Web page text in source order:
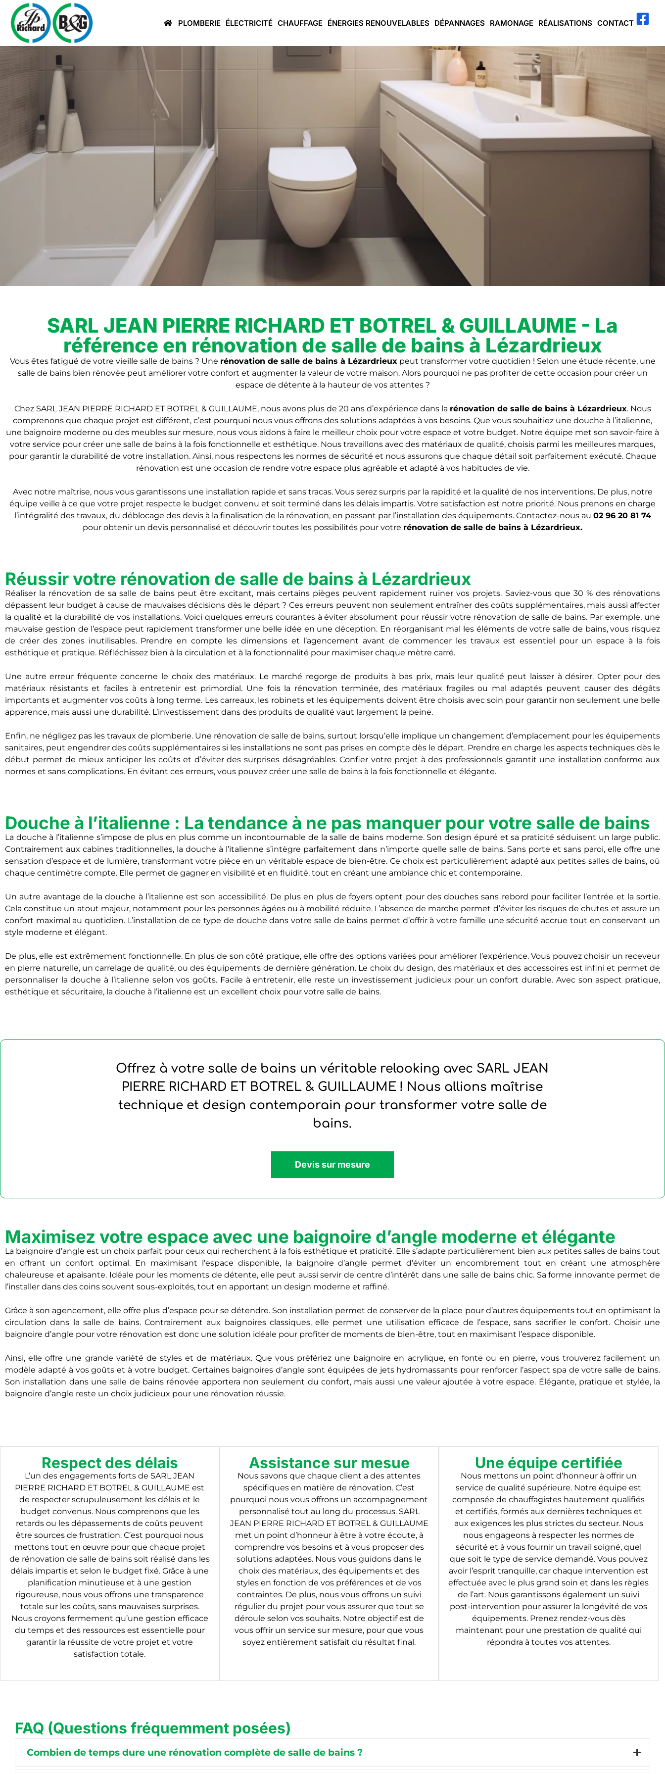
PLOMBERIE ÉLECTRICITÉ CHAUFFAGE ÉNERGIES RENOUVELABLES DÉPANNAGES RAMONAGE RÉALISATIONS CONTACT
SARL JEAN PIERRE RICHARD ET BOTREL & GUILLAUME - La
référence en rénovation de salle de bains à Lézardrieux
Vous êtes fatigué de votre vieille salle de bains ? Une rénovation de salle de bains à Lézardrieux peut transformer votre quotidien ! Selon une étude récente, une
salle de bains bien rénovée peut améliorer votre confort et augmenter la valeur de votre maison. Alors pourquoi ne pas profiter de cette occasion pour créer un
espace de détente à la hauteur de vos attentes ?
Chez SARL JEAN PIERRE RICHARD ET BOTREL & GUILLAUME, nous avons plus de 20 ans d’expérience dans la rénovation de salle de bains à Lézardrieux. Nous
comprenons que chaque projet est différent, c’est pourquoi nous vous offrons des solutions adaptées à vos besoins. Que vous souhaitiez une douche à l’italienne,
une baignoire moderne ou des meubles sur mesure, nous vous aidons à faire le meilleur choix pour votre espace et votre budget. Notre équipe met son savoir-faire à
votre service pour créer une salle de bains à la fois fonctionnelle et esthétique. Nous travaillons avec des matériaux de qualité, choisis parmi les meilleures marques,
pour garantir la durabilité de votre installation. Ainsi, nous respectons les normes de sécurité et nous assurons que chaque détail soit parfaitement exécuté. Chaque
rénovation est une occasion de rendre votre espace plus agréable et adapté à vos habitudes de vie.
Avec notre maîtrise, nous vous garantissons une installation rapide et sans tracas. Vous serez surpris par la rapidité et la qualité de nos interventions. De plus, notre
équipe veille à ce que votre projet respecte le budget convenu et soit terminé dans les délais impartis. Votre satisfaction est notre priorité. Nous prenons en charge
l’intégralité des travaux, du déblocage des devis à la finalisation de la rénovation, en passant par l’installation des équipements. Contactez-nous au 02 96 20 81 74
pour obtenir un devis personnalisé et découvrir toutes les possibilités pour votre rénovation de salle de bains à Lézardrieux.
Réussir votre rénovation de salle de bains à Lézardrieux
Réaliser la rénovation de sa salle de bains peut être excitant, mais certains pièges peuvent rapidement ruiner vos projets. Saviez-vous que 30 % des rénovations
dépassent leur budget à cause de mauvaises décisions dès le départ ? Ces erreurs peuvent non seulement entraîner des coûts supplémentaires, mais aussi affecter
la qualité et la durabilité de vos installations. Voici quelques erreurs courantes à éviter absolument pour réussir votre rénovation de salle de bains. Par exemple, une
mauvaise gestion de l’espace peut rapidement transformer une belle idée en une déception. En réorganisant mal les éléments de votre salle de bains, vous risquez
de créer des zones inutilisables. Prendre en compte les dimensions et l’agencement avant de commencer les travaux est essentiel pour un espace à la fois
esthétique et pratique. Réfléchissez bien à la circulation et à la fonctionnalité pour maximiser chaque mètre carré.
Une autre erreur fréquente concerne le choix des matériaux. Le marché regorge de produits à bas prix, mais leur qualité peut laisser à désirer. Opter pour des
matériaux résistants et faciles à entretenir est primordial. Une fois la rénovation terminée, des matériaux fragiles ou mal adaptés peuvent causer des dégâts
importants et augmenter vos coûts à long terme. Les carreaux, les robinets et les équipements doivent être choisis avec soin pour garantir non seulement une belle
apparence, mais aussi une durabilité. L’investissement dans des produits de qualité vaut largement la peine.
Enfin, ne négligez pas les travaux de plomberie. Une rénovation de salle de bains, surtout lorsqu’elle implique un changement d’emplacement pour les équipements
sanitaires, peut engendrer des coûts supplémentaires si les installations ne sont pas prises en compte dès le départ. Prendre en charge les aspects techniques dès le
début permet de mieux anticiper les coûts et d’éviter des surprises désagréables. Confier votre projet à des professionnels garantit une installation conforme aux
normes et sans complications. En évitant ces erreurs, vous pouvez créer une salle de bains à la fois fonctionnelle et élégante.
Douche à l’italienne : La tendance à ne pas manquer pour votre salle de bains
La douche à l’italienne s’impose de plus en plus comme un incontournable de la salle de bains moderne. Son design épuré et sa praticité séduisent un large public.
Contrairement aux cabines traditionnelles, la douche à l’italienne s’intègre parfaitement dans n’importe quelle salle de bains. Sans porte et sans paroi, elle offre une
sensation d’espace et de lumière, transformant votre pièce en un véritable espace de bien-être. Ce choix est particulièrement adapté aux petites salles de bains, où
chaque centimètre compte. Elle permet de gagner en visibilité et en fluidité, tout en créant une ambiance chic et contemporaine.
Un autre avantage de la douche à l’italienne est son accessibilité. De plus en plus de foyers optent pour des douches sans rebord pour faciliter l’entrée et la sortie.
Cela constitue un atout majeur, notamment pour les personnes âgées ou à mobilité réduite. L’absence de marche permet d’éviter les risques de chutes et assure un
confort maximal au quotidien. L’installation de ce type de douche dans votre salle de bains permet d’offrir à votre famille une sécurité accrue tout en conservant un
style moderne et élégant.
De plus, elle est extrêmement fonctionnelle. En plus de son côté pratique, elle offre des options variées pour améliorer l’expérience. Vous pouvez choisir un receveur
en pierre naturelle, un carrelage de qualité, ou des équipements de dernière génération. Le choix du design, des matériaux et des accessoires est infini et permet de
personnaliser la douche à l’italienne selon vos goûts. Facile à entretenir, elle reste un investissement judicieux pour un confort durable. Avec son aspect pratique,
esthétique et sécuritaire, la douche à l’italienne est un excellent choix pour votre salle de bains.
Offrez à votre salle de bains un véritable relooking avec SARL JEAN
PIERRE RICHARD ET BOTREL & GUILLAUME ! Nous allions maîtrise
technique et design contemporain pour transformer votre salle de
bains.
Devis sur mesure
Maximisez votre espace avec une baignoire d’angle moderne et élégante
La baignoire d’angle est un choix parfait pour ceux qui recherchent à la fois esthétique et praticité. Elle s’adapte particulièrement bien aux petites salles de bains tout
en offrant un confort optimal. En maximisant l’espace disponible, la baignoire d’angle permet d’éviter un encombrement tout en créant une atmosphère
chaleureuse et apaisante. Idéale pour les moments de détente, elle peut aussi servir de centre d’intérêt dans une salle de bains chic. Sa forme innovante permet de
l’installer dans des coins souvent sous-exploités, tout en apportant un design moderne et raffiné.
Grâce à son agencement, elle offre plus d’espace pour se détendre. Son installation permet de conserver de la place pour d’autres équipements tout en optimisant la
circulation dans la salle de bains. Contrairement aux baignoires classiques, elle permet une utilisation efficace de l’espace, sans sacrifier le confort. Choisir une
baignoire d’angle pour votre rénovation est donc une solution idéale pour profiter de moments de bien-être, tout en maximisant l’espace disponible.
Ainsi, elle offre une grande variété de styles et de matériaux. Que vous préfériez une baignoire en acrylique, en fonte ou en pierre, vous trouverez facilement un
modèle adapté à vos goûts et à votre budget. Certaines baignoires d’angle sont équipées de jets hydromassants pour renforcer l’aspect spa de votre salle de bains.
Son installation dans une salle de bains rénovée apportera non seulement du confort, mais aussi une valeur ajoutée à votre espace. Élégante, pratique et stylée, la
baignoire d’angle reste un choix judicieux pour une rénovation réussie.
Respect des délais
L’un des engagements forts de SARL JEAN
PIERRE RICHARD ET BOTREL & GUILLAUME est
de respecter scrupuleusement les délais et le
budget convenus. Nous comprenons que les
retards ou les dépassements de coûts peuvent
être sources de frustration. C’est pourquoi nous
mettons tout en œuvre pour que chaque projet
de rénovation de salle de bains soit réalisé dans les
délais impartis et selon le budget fixé. Grâce à une
planification minutieuse et à une gestion
rigoureuse, nous vous offrons une transparence
totale sur les coûts, sans mauvaises surprises.
Nous croyons fermement qu’une gestion efficace
du temps et des ressources est essentielle pour
garantir la réussite de votre projet et votre
satisfaction totale.
Assistance sur mesue
Nous savons que chaque client a des attentes
spécifiques en matière de rénovation. C’est
pourquoi nous vous offrons un accompagnement
personnalisé tout au long du processus. SARL
JEAN PIERRE RICHARD ET BOTREL & GUILLAUME
met un point d’honneur à être à votre écoute, à
comprendre vos besoins et à vous proposer des
solutions adaptées. Nous vous guidons dans le
choix des matériaux, des équipements et des
styles en fonction de vos préférences et de vos
contraintes. De plus, nous vous offrons un suivi
régulier du projet pour vous assurer que tout se
déroule selon vos souhaits. Notre objectif est de
vous offrir un service sur mesure, pour que vous
soyez entièrement satisfait du résultat final.
Une équipe certifiée
Nous mettons un point d’honneur à offrir un
service de qualité supérieure. Notre équipe est
composée de chauffagistes hautement qualifiés
et certifiés, formés aux dernières techniques et
aux exigences les plus strictes du secteur. Nous
nous engageons à respecter les normes de
sécurité et à vous fournir un travail soigné, quel
que soit le type de service demandé. Vous pouvez
avoir l’esprit tranquille, car chaque intervention est
effectuée avec le plus grand soin et dans les règles
de l’art. Nous garantissons également un suivi
post-intervention pour assurer la longévité de vos
équipements. Prenez rendez-vous dès
maintenant pour une prestation de qualité qui
répondra à toutes vos attentes.
FAQ (Questions fréquemment posées)
Combien de temps dure une rénovation complète de salle de bains ?